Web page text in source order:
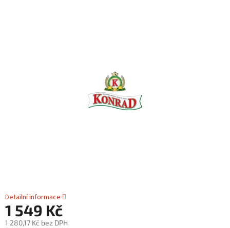
Detailní informace
1 549 Kč
1 280,17 Kč bez DPH